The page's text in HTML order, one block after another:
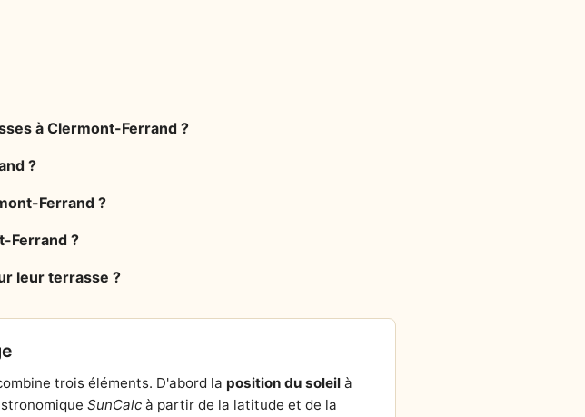
à Clermont-Ferrand ?
?
Ferrand ?
Ferrand ?
leur terrasse ?
trois éléments. D'abord la position du soleil à
SunCalc à partir de la latitude et de la